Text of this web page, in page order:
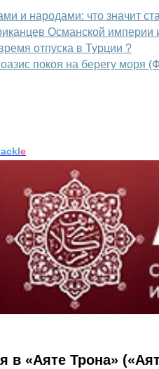
и народами: что значит
Османской
отпуска в Турции ?
покоя на берегу моря
e
в «Аяте Трона»